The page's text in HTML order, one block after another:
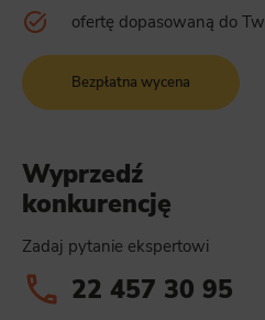
ofertę dopasowaną do
Bezpłatna wycena
Wyprzedź
konkurencję
Zadaj pytanie ekspertowi
22 457 30 95